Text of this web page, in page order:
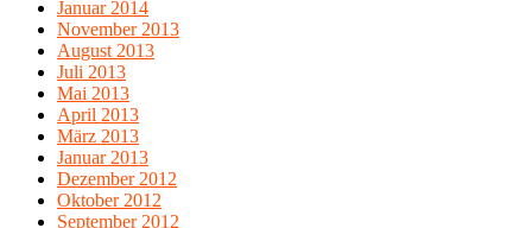
Januar 2014
November 2013
August 2013
Juli 2013
Mai 2013
April 2013
März 2013
Januar 2013
Dezember 2012
Oktober 2012
September 2012